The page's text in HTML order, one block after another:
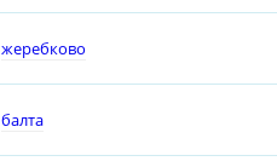
жеребково
балта